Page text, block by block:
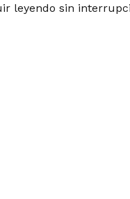
leyendo sin